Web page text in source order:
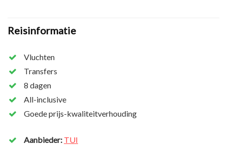
Reisinformatie
Vluchten
Transfers
8 dagen
All-inclusive
Goede prijs-kwaliteitverhouding
Aanbieder: TUI